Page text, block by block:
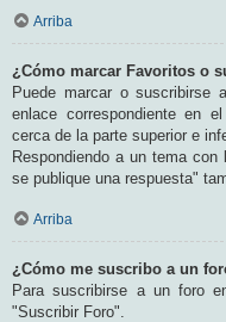
Arriba
¿Cómo marcar Favoritos o
Puede marcar o suscribirse
enlace correspondiente en
cerca de la parte superior e
Respondiendo a un tema
se publique una respuesta"
Arriba
¿Cómo me suscribo a un
Para suscribirse a un foro
"Suscribir Foro".